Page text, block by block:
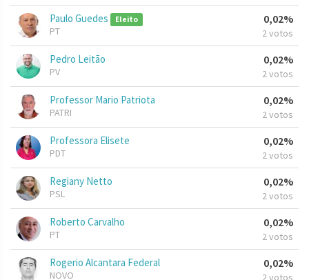
Paulo Guedes Eleito
PT
0,02%
2 votos
Pedro Leitão
PV
0,02%
2 votos
Professor Mario Patriota
PATRI
0,02%
2 votos
Professora Elisete
PDT
0,02%
2 votos
Regiany Netto
PSL
0,02%
2 votos
Roberto Carvalho
PT
0,02%
2 votos
Rogerio Alcantara Federal
NOVO
0,02%
2 votos